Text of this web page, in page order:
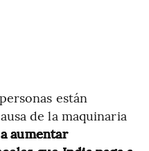
están
de la maquinaria
aumentar